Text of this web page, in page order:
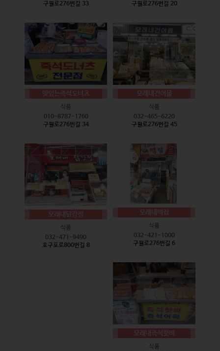
구월로276번길 33
구월로276번길 20
맛있는즉석도너츠
식품
010-8787-1760
구월로276번길 34
모래내건어물
식품
032-465-6220
구월로276번길 45
모래내닭강정
식품
032-471-9490
호구포로800번길 8
모래내떡집
식품
032-421-1000
구월로276번길 6
모래내즉석핫바
식품